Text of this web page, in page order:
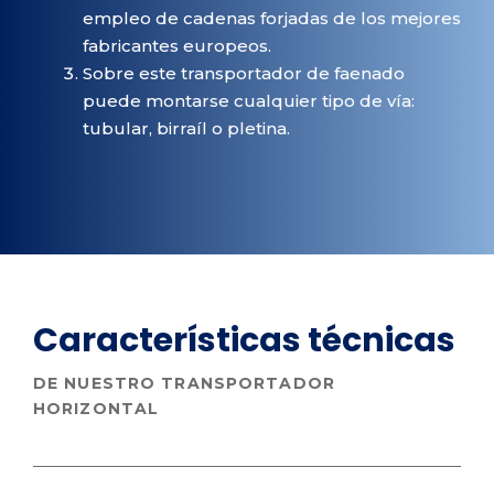
empleo de cadenas forjadas de los mejores
fabricantes europeos.
Sobre este transportador de faenado
puede montarse cualquier tipo de vía:
tubular, birraíl o pletina.
Característicastécnicas
DE NUESTRO TRANSPORTADOR
HORIZONTAL